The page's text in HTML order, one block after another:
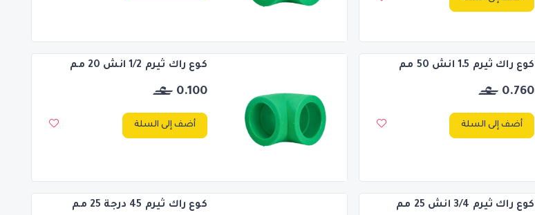
كوع راك ثيرم 1.5 انش 50 مم
0.760
أضف إلى السلة
كوع راك ثيرم 1/2 انش 20 مم
0.100
أضف إلى السلة
كوع راك ثيرم 3/4 انش 25 مم كوع راك ثيرم 45 درجة 25 مم